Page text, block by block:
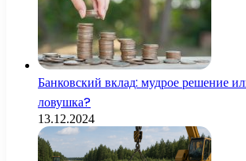
Банковский вклад: мудрое решение
ловушка?
13.12.2024